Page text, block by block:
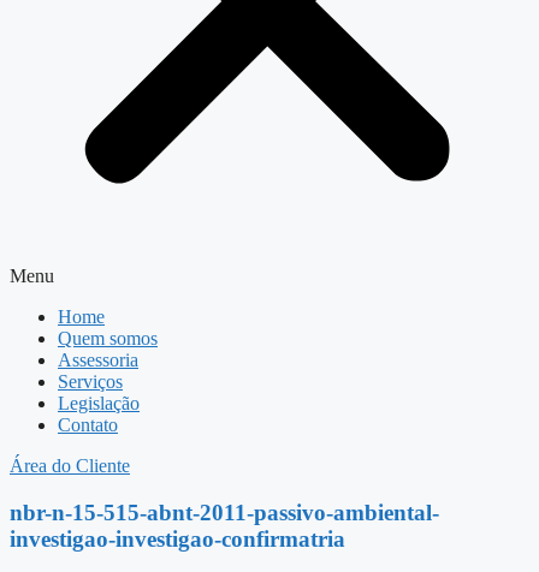
Menu
Home
Quem somos
Assessoria
Serviços
Legislação
Contato
Área do Cliente
nbr-n-15-515-abnt-2011-passivo-ambiental-
investigao-investigao-confirmatria